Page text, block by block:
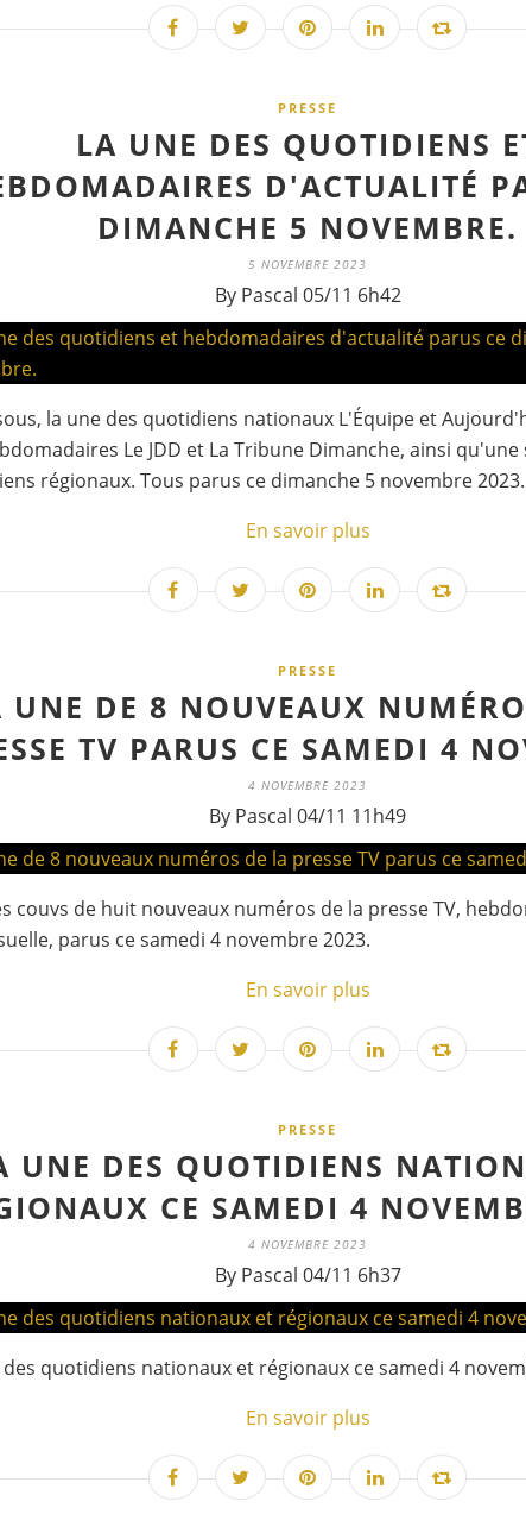
PRESSE
LA UNE DES QUOTIDIENS
D'ACTUALITÉ
DIMANCHE 5 NOVEMBRE.
5 NOVEMBRE 2023
By Pascal 05/11 6h42
la une des quotidiens nationaux L'Équipe et
Le JDD et La Tribune Dimanche, ainsi
régionaux. Tous parus ce dimanche 5 novembre 2023.
En savoir plus
PRESSE
UNE DE 8 NOUVEAUX
TV PARUS CE SAMEDI 4
4 NOVEMBRE 2023
By Pascal 04/11 11h49
couvs de huit nouveaux numéros de la presse TV,
parus ce samedi 4 novembre 2023.
En savoir plus
PRESSE
UNE DES QUOTIDIENS
CE SAMEDI 4
4 NOVEMBRE 2023
By Pascal 04/11 6h37
des quotidiens nationaux et régionaux ce samedi 4
En savoir plus